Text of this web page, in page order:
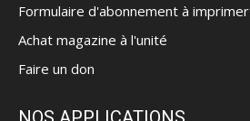
Formulaire d'abonnement à imprimer
Achat magazine à l'unité
Faire un don